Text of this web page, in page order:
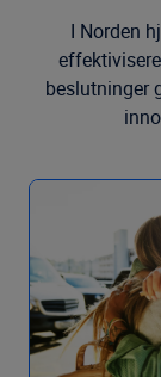
I Norden
beslutninger